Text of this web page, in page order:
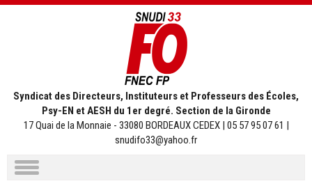
Syndicat des Directeurs, Instituteurs et Professeurs des Écoles,
Psy-EN et AESH du 1er degré. Section de la Gironde
17 Quai de la Monnaie - 33080 BORDEAUX CEDEX | 05 57 95 07 61 |
snudifo33@yahoo.fr
Aller
au